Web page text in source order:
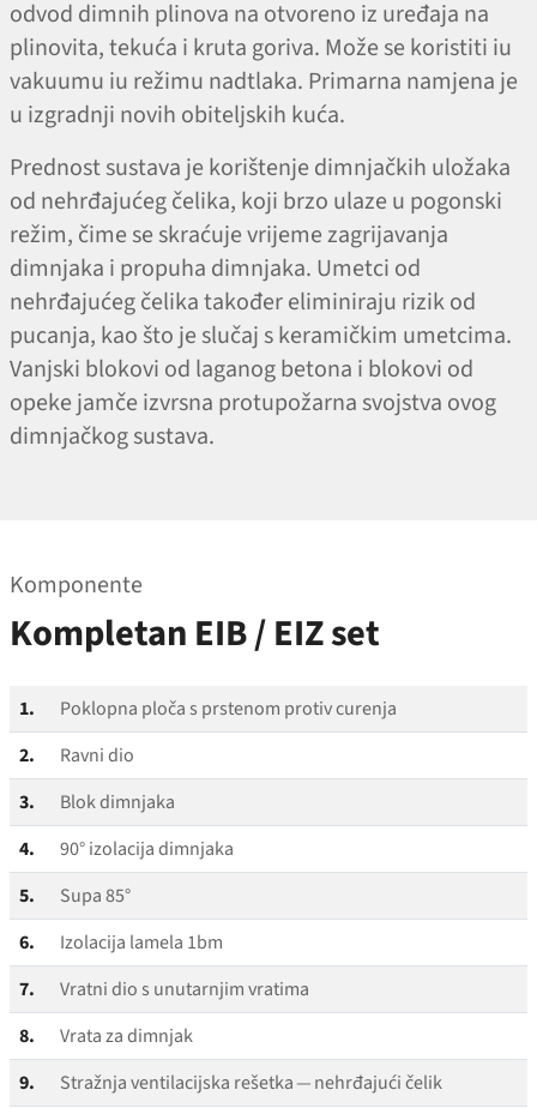
odvod dimnih plinova na otvoreno iz uređaja na
plinovita, tekuća i kruta goriva. Može se koristiti iu
vakuumu iu režimu nadtlaka. Primarna namjena je
u izgradnji novih obiteljskih kuća.
Prednost sustava je korištenje dimnjačkih uložaka
od nehrđajućeg čelika, koji brzo ulaze u pogonski
režim, čime se skraćuje vrijeme zagrijavanja
dimnjaka i propuha dimnjaka. Umetci od
nehrđajućeg čelika također eliminiraju rizik od
pucanja, kao što je slučaj s keramičkim umetcima.
Vanjski blokovi od laganog betona i blokovi od
opeke jamče izvrsna protupožarna svojstva ovog
dimnjačkog sustava.
Komponente
Kompletan EIB / EIZ set
1.
Poklopna ploča s prstenom protiv curenja
2.
Ravni dio
3.
Blok dimnjaka
4.
90° izolacija dimnjaka
5.
Supa 85°
6.
Izolacija lamela 1bm
7.
Vratni dio s unutarnjim vratima
8.
Vrata za dimnjak
9.
Stražnja ventilacijska rešetka — nehrđajući čelik